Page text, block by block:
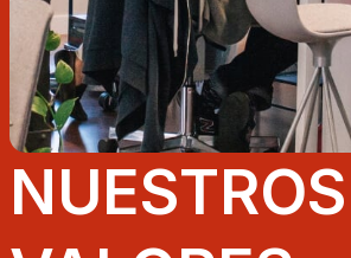
NUESTROS